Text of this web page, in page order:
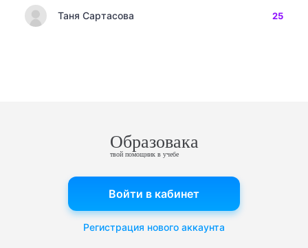
Таня Сартасова 25
Образовака
твой помощник в учебе
Войти в кабинет
Регистрация нового аккаунта